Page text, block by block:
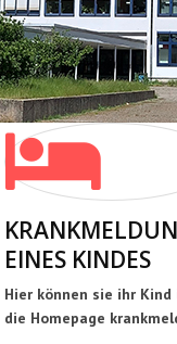
EINES KINDES
Hier können sie ihr Kind
die Homepage